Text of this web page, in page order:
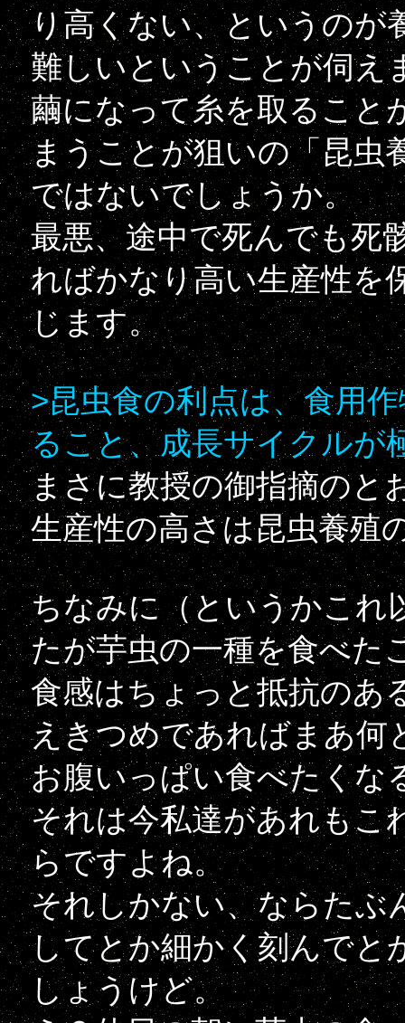
り高くない、というのが
難しいということが伺え
繭になって糸を取ること
まうことが狙いの「昆虫
ではないでしょうか。
最悪、途中で死んでも死
ればかなり高い生産性を
じます。
>昆虫食の利点は、食用
ること、成長サイクルが
まさに教授の御指摘のと
生産性の高さは昆虫養殖
ちなみに（というかこれ
たが芋虫の一種を食べた
食感はちょっと抵抗のあ
えきつめであればまあ何
お腹いっぱい食べたくな
それは今私達があれもこ
らですよね。
それしかない、ならたぶ
してとか細かく刻んでと
しょうけど。